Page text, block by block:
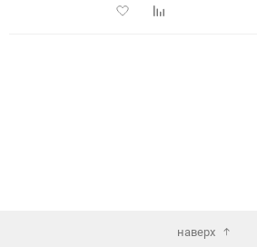
ДобавитьДобавить
наверх